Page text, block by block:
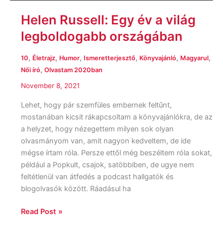
Helen Russell: Egy év a világ
legboldogabb országában
10, Életrajz, Humor, Ismeretterjesztő, Könyvajánló, Magyarul,
Női író, Olvastam 2020ban
November 8, 2021
Lehet, hogy pár szemfüles embernek feltűnt,
mostanában kicsit rákapcsoltam a könyvajánlókra, de az
a helyzet, hogy nézegettem milyen sok olyan
olvasmányom van, amit nagyon kedveltem, de ide
mégse írtam róla. Persze ettől még beszéltem róla sokat,
például a Popkult, csajok, satöbbiben, de ugye nem
feltétlenül van átfedés a podcast hallgatók és
blogolvasók között. Ráadásul ha
Read Post »